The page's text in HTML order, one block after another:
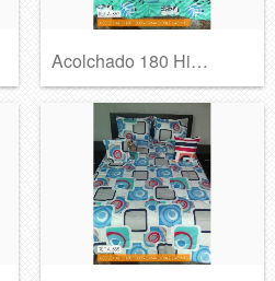
Acolchado 180 Hilos Ref A-367